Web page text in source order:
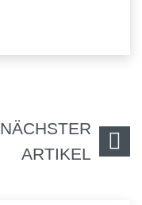
NÄCHSTER
ARTIKEL